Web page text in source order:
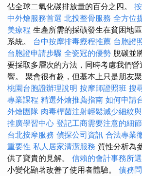
佔全球二氧化碳排放量的百分之四。
中外燴服務首選 北投整骨服務 全方位
美療程 生產所需的採礦發生在貧困地
系統。 台中按摩排毒療程推薦 台胞證
台胞證申請步驟 全瓷冠的優勢 脫碳並
要採取多層次的方法，同時考慮我們
響。 聚會很有趣，但基本上只是朋友
桃園台胞證辦理說明 按摩師證照班 搜
專業課程 精選外燴推薦指南 如何申請
外燴團隊 肉毒桿菌注射輕鬆減少細紋
推廣學習中心 登記工商需要注意的細節
台北按摩服務 偵探公司資訊 合法專業
重要性 私人居家清潔服務 質性分析為
供了寶貴的見解。 信賴的會計事務所
小變化顯著改善了使用者體驗。 債務